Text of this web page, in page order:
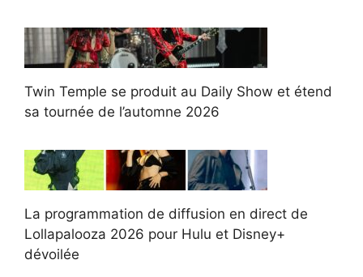
Twin Temple se produit au Daily Show et étend
sa tournée de l’automne 2026
La programmation de diffusion en direct de
Lollapalooza 2026 pour Hulu et Disney+
dévoilée